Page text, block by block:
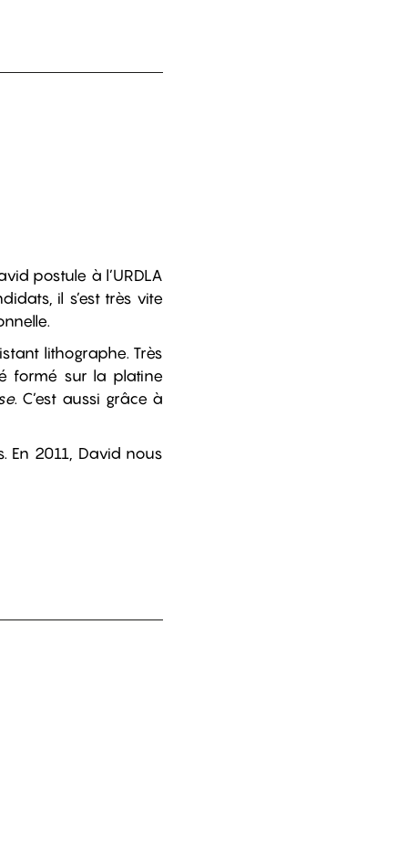
postule à l’URDLA
il s’est très vite
lithographe. Très
formé sur la platine
. C’est aussi grâce à
En 2011, David nous